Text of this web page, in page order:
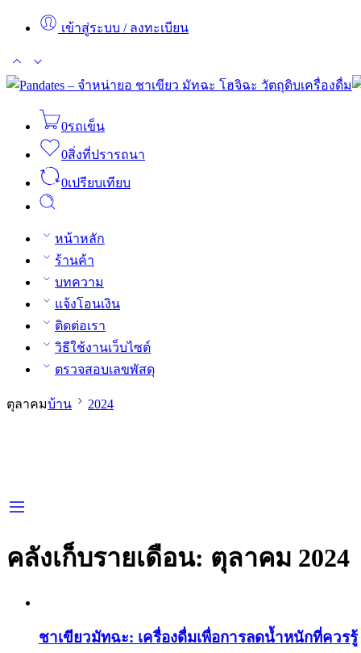
เข้าสู่ระบบ / ลงทะเบียน
0รถเข็น
0สิ่งที่ปรารถนา
0เปรียบเทียบ
หน้าหลัก
ร้านค้า
บทความ
แจ้งโอนเงิน
ติดต่อเรา
วิธีใช้งานเว็บไซต์
ตรวจสอบเลขพัสดุ
ตุลาคมบ้าน 2024
คลังเก็บรายเดือน: ตุลาคม 2024
ชาเขียวมัทฉะ: เครื่องดื่มเพื่อการลดน้ำหนักที่ควรรู้